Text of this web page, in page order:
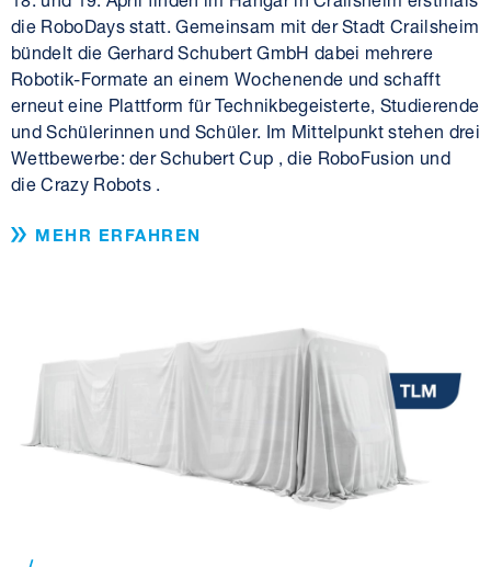
die RoboDays statt. Gemeinsam mit der Stadt Crailsheim
bündelt die Gerhard Schubert GmbH dabei mehrere
Robotik-Formate an einem Wochenende und schafft
erneut eine Plattform für Technikbegeisterte, Studierende
und Schülerinnen und Schüler. Im Mittelpunkt stehen drei
Wettbewerbe: der Schubert Cup , die RoboFusion und
die Crazy Robots .
MEHR ERFAHREN